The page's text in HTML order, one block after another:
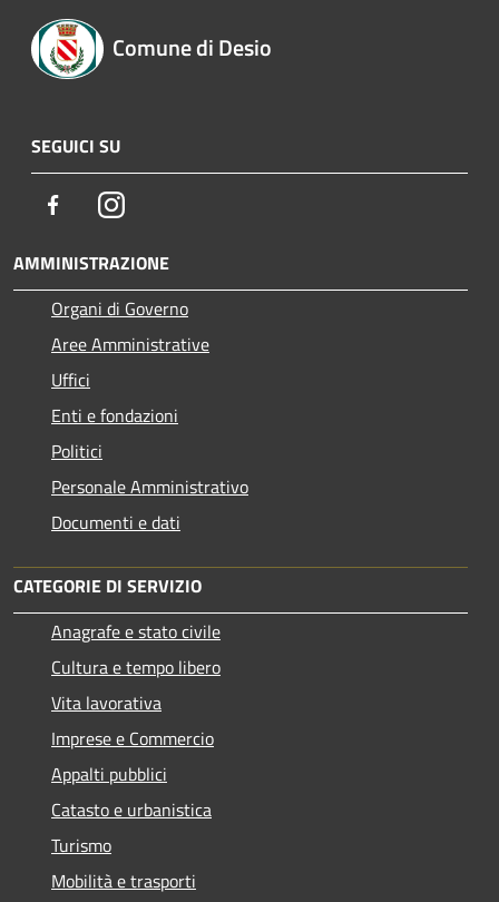
Comune di Desio
SEGUICI SU
FacebookInstagram
AMMINISTRAZIONE
Organi di Governo
Aree Amministrative
Uffici
Enti e fondazioni
Politici
Personale Amministrativo
Documenti e dati
CATEGORIE DI SERVIZIO
Anagrafe e stato civile
Cultura e tempo libero
Vita lavorativa
Imprese e Commercio
Appalti pubblici
Catasto e urbanistica
Turismo
Mobilità e trasporti